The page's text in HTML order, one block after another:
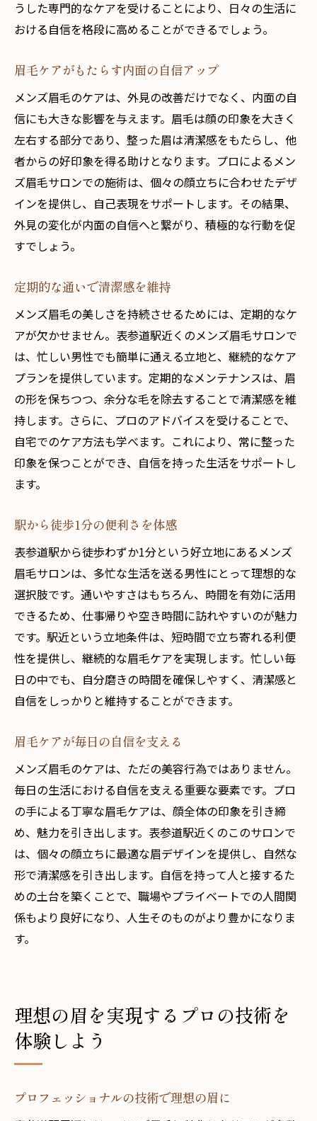
うした専門的なケアを受けることにより、日々の生活に
おける自信を格段に高めることができるでしょう。
眉毛ケアがもたらす内面の自信アップ
メンズ眉毛のケアは、外見の改善だけでなく、内面の自
信にも大きな影響を与えます。眉毛は顔の印象を大きく
左右する部分であり、整った眉は清潔感をもたらし、他
者からの好印象を得る助けとなります。プロによるメン
ズ眉毛サロンでの施術は、個々の顔立ちに合わせたデザ
インを提供し、自己表現をサポートします。その結果、
外見の変化が内面の自信へと繋がり、積極的な行動を促
すでしょう。
定期的な通いで清潔感を維持
メンズ眉毛の美しさを持続させるためには、定期的なケ
アが欠かせません。表参道駅近くのメンズ眉毛サロンで
は、忙しい男性でも簡単に通える立地と、継続的なケア
プランを提供しています。定期的なメンテナンスは、眉
の形を保ちつつ、余分な毛を除去することで清潔感を維
持します。さらに、プロのアドバイスを受けることで、
自宅でのケア方法も学べます。これにより、常に整った
印象を保つことができ、自信を持った生活をサポートし
ます。
駅から徒歩1分の便利さを体感
表参道駅から徒歩わずか1分という好立地にあるメンズ
眉毛サロンは、多忙な生活を送る男性にとって理想的な
選択肢です。通いやすさはもちろん、時間を有効に活用
できるため、仕事帰りや空き時間に訪れやすいのが魅力
です。駅近という立地条件は、短時間で立ち寄れる利便
性を提供し、継続的な眉毛ケアを実現します。忙しい毎
日の中でも、自分磨きの時間を確保しやすく、清潔感と
自信をしっかりと維持することができます。
眉毛ケアが毎日の自信を支える
メンズ眉毛のケアは、ただの美容行為ではありません。
毎日の生活における自信を支える重要な要素です。プロ
の手による丁寧な眉毛ケアは、顔全体の印象を引き締
め、魅力を引き出します。表参道駅近くのこのサロンで
は、個々の顔立ちに最適な眉デザインを提供し、自然な
形で清潔感を引き出します。自信を持って人と接するた
めの土台を築くことで、職場やプライベートでの人間関
係もより良好になり、人生そのものがより豊かになりま
す。
理想の眉を実現するプロの技術を
体験しよう
プロフェッショナルの技術で理想の眉に